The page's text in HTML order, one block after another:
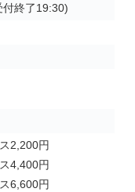
終了19:30)
2,200円
4,400円
6,600円